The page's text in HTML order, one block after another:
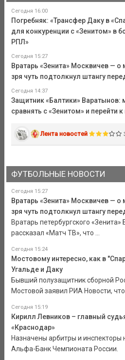
Сегодня 16:00
Погребняк: «Трансфер Даку в
для конкуренции с «Зенитом» в
РПЛ»
Сегодня 15:27
Вратарь «Зенита» Москвичев — о
зря чуть подтолкнул штангу
Сегодня 14:37
Защитник «Балтики»
сравнять с «Зенитом» и перейти к
Лента новостей
ФУТБОЛЬНЫЕ НОВОСТИ
Сегодня 15:27
Вратарь «Зенита» Москвичев — о
зря чуть подтолкнул штангу
Вратарь петербургского
рассказал «Матч ТВ», что ...
Сегодня 15:24
Мостовому интересно, как в
Угальде и Даку
Бывший полузащитник сборной
Мостовой заявил РИА Новости, что
Сегодня 15:19
Кирилл Левников – главный
«Краснодар»
Назначены арбитры и инспекторы
Альфа-Банк Чемпионата России.